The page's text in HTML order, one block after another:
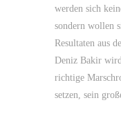
werden sich
sondern wollen
Resultaten aus
Deniz Bakir
richtige
setzen, sein